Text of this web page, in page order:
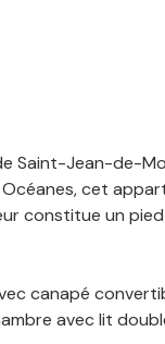
Saint-Jean-de-
cet
constitue un
canapé
avec lit